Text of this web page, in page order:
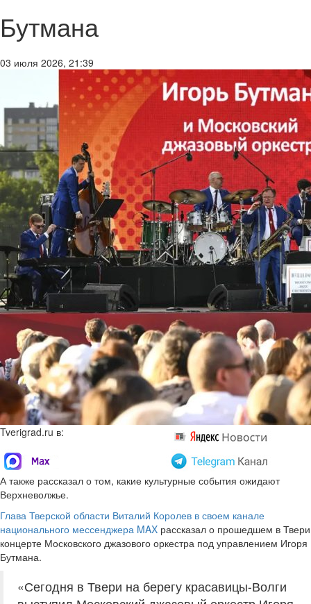
Бутмана
03 июля 2026, 21:39
Tverigrad.ru в:
А также рассказал о том, какие культурные события ожидают
Верхневолжье.
Глава Тверской области Виталий Королев в своем канале
национального мессенджера MAX рассказал о прошедшем в Твери
концерте Московского джазового оркестра под управлением Игоря
Бутмана.
«Сегодня в Твери на берегу красавицы-Волги